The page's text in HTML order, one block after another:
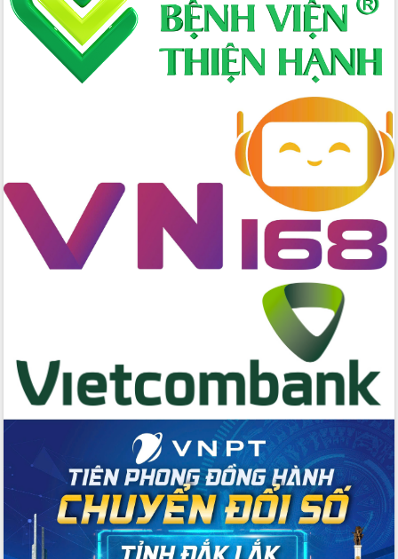
Ngành nông nghiệp phấn đấu tăng
trưởng đạt 5,86% trong năm 2026
UBND tỉnh Đắk Lắk triển khai công tác
quốc phòng, quân sự địa phương năm
Chủ tịch UBND tỉnh Tạ Anh Tuấn thăm,
chúc mừng các bệnh viện nhân Ngày
Thầy thuốc Việt Nam
Rộn ràng lễ hội truyền thống Sông
nước Đà Nông lần thứ I năm 2026
biểu HĐND tỉnh Đắk Lắk, nhiệm kỳ
2026-2031
Phát động hai phong trào thi đua quan
Hội nghị lần thứ tư Ban Chỉ đạo công
tác bầu cử tỉnh Đắk Lắk
Hội nghị Báo cáo viên Trung ương
tháng 01/2026
Phó Thủ tướng Hồ Quốc Dũng đánh giá
cao kết quả Chiến dịch Quang Trung